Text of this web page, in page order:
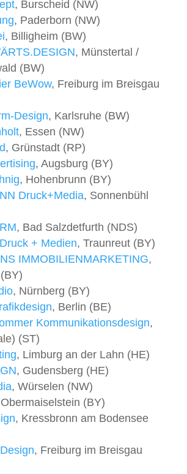
, Burscheid (NW)
, Paderborn (NW)
, Billigheim (BW)
, Münstertal /
(BW)
BeWow, Freiburg im Breisgau
Design, Karlsruhe (BW)
, Essen (NW)
, Grünstadt (RP)
, Augsburg (BY)
, Hohenbrunn (BY)
Druck+Media, Sonnenbühl
, Bad Salzdetfurth (NDS)
+ Medien, Traunreut (BY)
IMMOBILIENMARKETING,
, Nürnberg (BY)
, Berlin (BE)
Kommunikationsdesign,
(ST)
, Limburg an der Lahn (HE)
, Gudensberg (HE)
, Würselen (NW)
(BY)
, Kressbronn am Bodensee
, Freiburg im Breisgau